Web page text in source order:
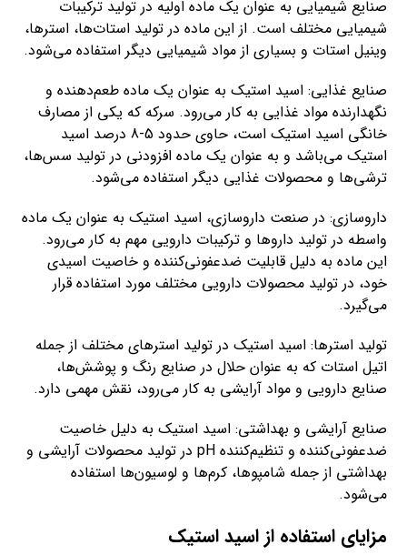
صنایع شیمیایی به عنوان یک ماده اولیه در تولید ترکیبات
شیمیایی مختلف است. از این ماده در تولید استات‌ها، استرها،
وینیل استات و بسیاری از مواد شیمیایی دیگر استفاده می‌شود.
صنایع غذایی: اسید استیک به عنوان یک ماده طعم‌دهنده و
نگهدارنده مواد غذایی به کار می‌رود. سرکه که یکی از مصارف
خانگی اسید استیک است، حاوی حدود 5-8 درصد اسید
استیک می‌باشد و به عنوان یک ماده افزودنی در تولید سس‌ها،
ترشی‌ها و محصولات غذایی دیگر استفاده می‌شود.
داروسازی: در صنعت داروسازی، اسید استیک به عنوان یک ماده
واسطه در تولید داروها و ترکیبات دارویی مهم به کار می‌رود.
این ماده به دلیل قابلیت ضدعفونی‌کننده و خاصیت اسیدی
خود، در تولید محصولات دارویی مختلف مورد استفاده قرار
می‌گیرد.
تولید استرها: اسید استیک در تولید استرهای مختلف از جمله
اتیل استات که به عنوان حلال در صنایع رنگ و پوشش‌ها،
صنایع دارویی و مواد آرایشی به کار می‌رود، نقش مهمی دارد.
صنایع آرایشی و بهداشتی: اسید استیک به دلیل خاصیت
ضدعفونی‌کننده و تنظیم‌کننده pH در تولید محصولات آرایشی و
بهداشتی از جمله شامپوها، کرم‌ها و لوسیون‌ها استفاده
می‌شود.
مزایای استفاده از اسید استیک